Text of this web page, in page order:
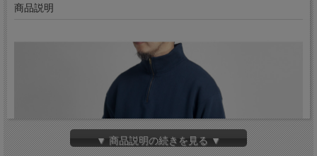
商品説明
▼ 商品説明の続きを見る ▼